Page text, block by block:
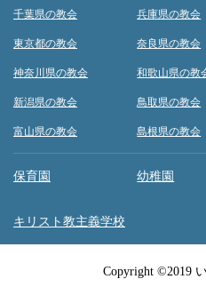
千葉県の教会
東京都の教会
神奈川県の教会
新潟県の教会
富山県の教会
兵庫県の教会
奈良県の教会
和歌山県の教
鳥取県の教会
島根県の教会
保育園 幼稚園
キリスト教主義学校
Copyright ©2019